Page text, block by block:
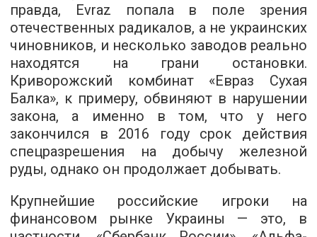
правда, Evraz попала в поле зрения
отечественных радикалов, а не украинских
чиновников, и несколько заводов реально
находятся на грани остановки.
Криворожский комбинат «Евраз Сухая
Балка», к примеру, обвиняют в нарушении
закона, а именно в том, что у него
закончился в 2016 году срок действия
спецразрешения на добычу железной
руды, однако он продолжает добывать.
Крупнейшие российские игроки на
финансовом рынке Украины — это, в